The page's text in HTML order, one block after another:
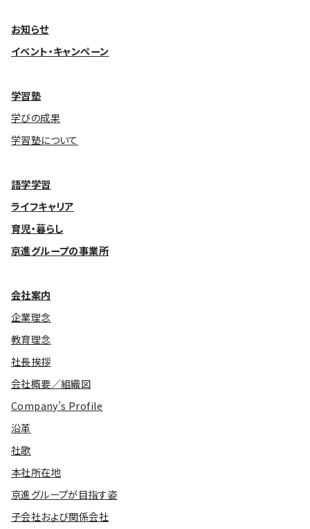
お客様相談センター
メッセージアーカイブス
お知らせ
イベント・キャンペーン
学習塾
学びの成果
学習塾について
語学学習
ライフキャリア
育児・暮らし
京進グループの事業所
会社案内
企業理念
教育理念
社長挨拶
会社概要／組織図
Company’s Profile
沿革
社歌
本社所在地
京進グループが目指す姿
子会社および関係会社